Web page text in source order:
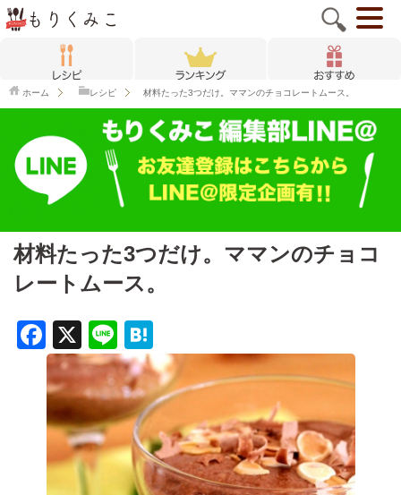
ホーム レシピ 材料たった3つだけ。ママンのチョコレートムース。
材料たった3つだけ。ママンのチョコ
レートムース。
F
a
c
e
b
o
X
Li
n
e
at
e
n
a